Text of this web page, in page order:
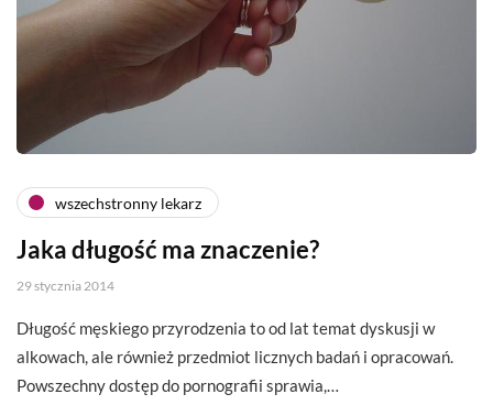
wszechstronny lekarz
Jaka długość ma znaczenie?
29 stycznia 2014
Długość męskiego przyrodzenia to od lat temat dyskusji w
alkowach, ale również przedmiot licznych badań i opracowań.
Powszechny dostęp do pornografii sprawia,…